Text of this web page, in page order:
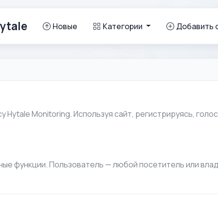
Новые Категории Добавить
Hytale Monitoring. Используя сайт, регистрируясь,
функции. Пользователь — любой посетитель или